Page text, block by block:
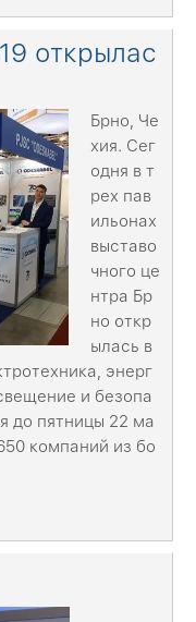
открылас
Брно, Че
хия. Сег
одня в т
рех пав
ильонах
выставо
чного це
нтра Бр
но откр
ылась в
энерг
и безопа
до пятницы 22 ма
компаний из бо